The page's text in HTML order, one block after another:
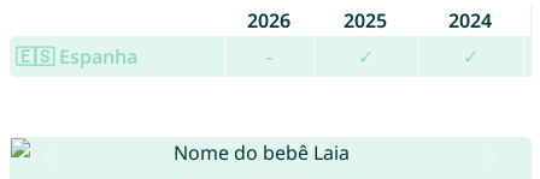
2026 2025
2024
🇪🇸 Espanha
- ✓ ✓